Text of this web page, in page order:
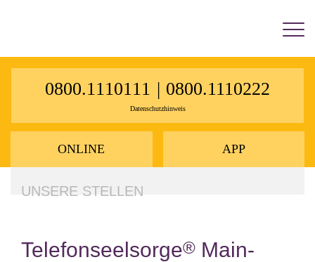
0800.1110111 | 0800.1110222
Datenschutzhinweis
ONLINE APP
UNSERE STELLEN
Telefonseelsorge® Main-